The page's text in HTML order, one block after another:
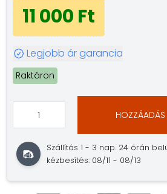
11 000 Ft
Legjobb ár garancia
Raktáron
Szállítás 1 - 3 nap. 24 órán
kézbesítés: 08/11 - 08/13